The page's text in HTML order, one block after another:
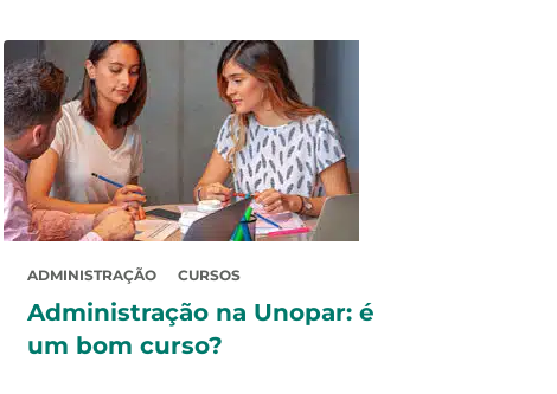
ADMINISTRAÇÃO CURSOS
Administração na Unopar: é
um bom curso?